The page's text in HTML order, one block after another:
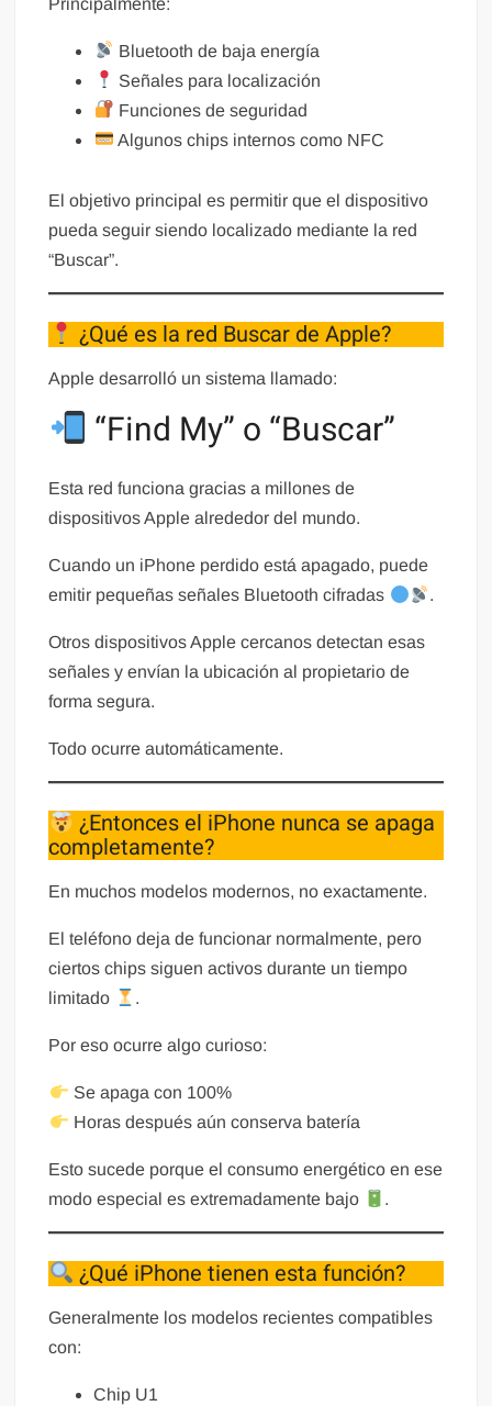
Bluetooth de baja energía
Señales para localización
Funciones de seguridad
Algunos chips internos como NFC
El objetivo principal es permitir que el dispositivo
pueda seguir siendo localizado mediante la red
“Buscar”.
¿Qué es la red Buscar de Apple?
Apple desarrolló un sistema llamado:
“Find My” o “Buscar”
Esta red funciona gracias a millones de
dispositivos Apple alrededor del mundo.
Cuando un iPhone perdido está apagado, puede
emitir pequeñas señales Bluetooth cifradas
.
Otros dispositivos Apple cercanos detectan esas
señales y envían la ubicación al propietario de
forma segura.
Todo ocurre automáticamente.
¿Entonces el iPhone nunca se apaga
completamente?
En muchos modelos modernos, no exactamente.
El teléfono deja de funcionar normalmente, pero
ciertos chips siguen activos durante un tiempo
limitado
.
Por eso ocurre algo curioso:
Se apaga con 100%
Horas después aún conserva batería
Esto sucede porque el consumo energético en ese
modo especial es extremadamente bajo
.
¿Qué iPhone tienen esta función?
Generalmente los modelos recientes compatibles
con:
Chip U1